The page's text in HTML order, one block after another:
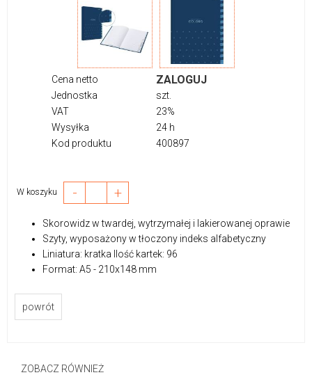
Cena netto ZALOGUJ
Jednostka
szt.
VAT
23%
Wysyłka
24 h
Kod produktu
400897
W koszyku - +
Skorowidz w twardej, wytrzymałej i lakierowanej oprawie
Szyty, wyposażony w tłoczony indeks alfabetyczny
Liniatura: kratka Ilość kartek: 96
Format: A5 - 210x148 mm
powrót
ZOBACZ RÓWNIEŻ